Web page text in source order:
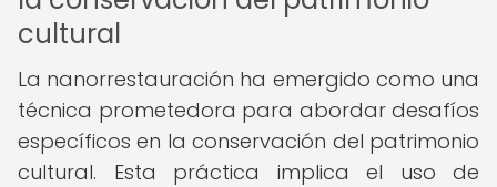
cultural
La nanorrestauración ha emergido como una
técnica prometedora para abordar desafíos
específicos en la conservación del patrimonio
cultural. Esta práctica implica el uso de